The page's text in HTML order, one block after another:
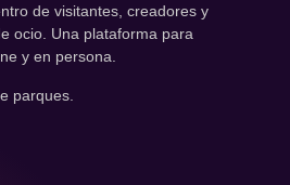
de visitantes, creadores y
ocio. Una plataforma para
y en persona.
parques.